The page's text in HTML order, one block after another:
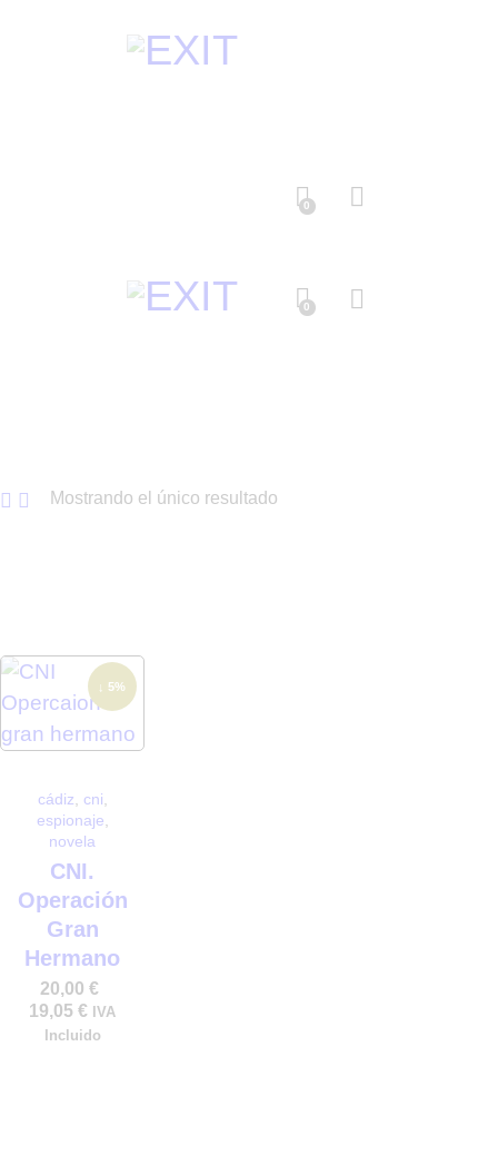
0
0
Mostrando el único resultado
↓ 5%
cádiz cni
espionaje
novela
CNI.
Operación
Gran
Hermano
20,00 €
19,05€ IVA
Incluido